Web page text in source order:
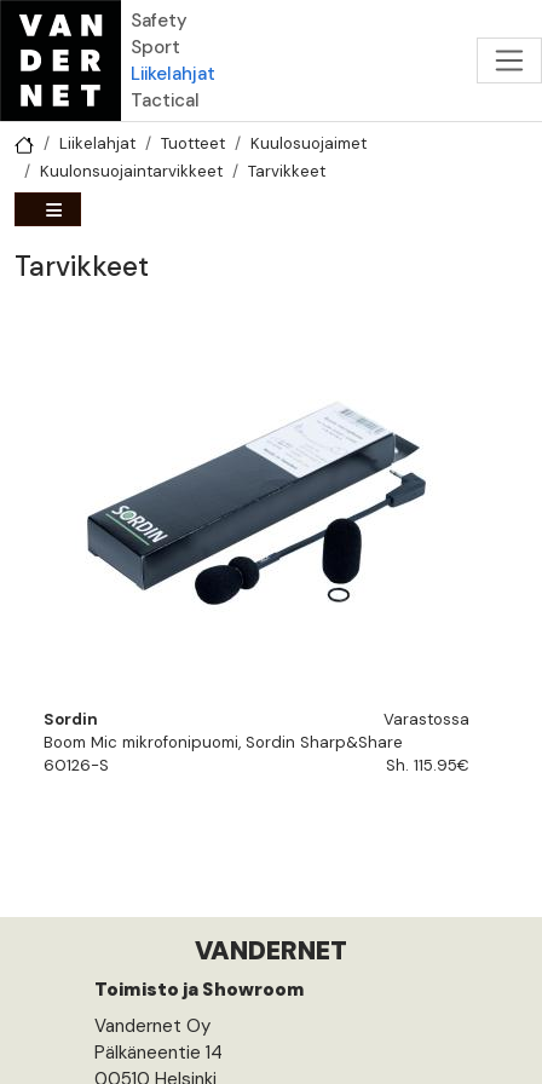
Hyppää pääsisältöön
Safety
Sport
Liikelahjat
Tactical
Liikelahjat Tuotteet
Kuulosuojaimet
Kuulonsuojaintarvikkeet
Tarvikkeet
Tarvikkeet
Sordin
Varastossa
Boom Mic mikrofonipuomi, Sordin Sharp&Share
60126-S
Sh. 115.95€
VANDERNET
Toimisto ja Showroom
Vandernet Oy
Pälkäneentie 14